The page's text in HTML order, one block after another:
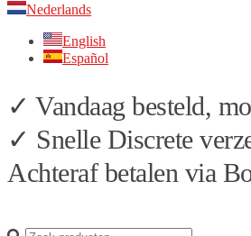
Nederlands
English
Español
✓ Vandaag besteld,
✓ Snelle Discrete
Achteraf betalen via